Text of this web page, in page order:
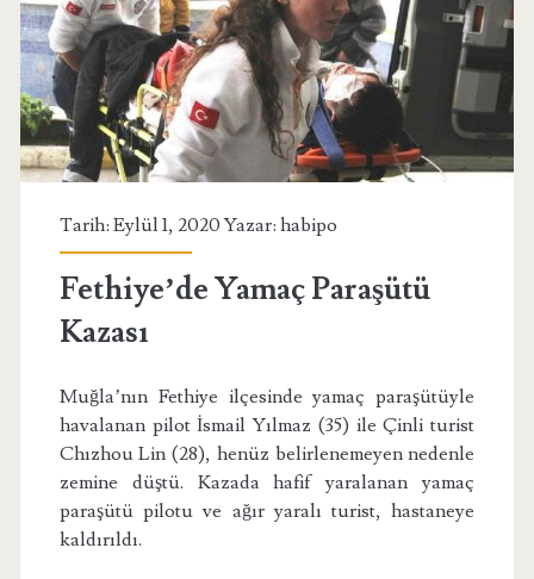
Tarih: Eylül 1, 2020 Yazar: habipo
Fethiye’de Yamaç Paraşütü
Kazası
Muğla’nın Fethiye ilçesinde yamaç paraşütüyle
havalanan pilot İsmail Yılmaz (35) ile Çinli turist
Chızhou Lin (28), henüz belirlenemeyen nedenle
zemine düştü. Kazada hafif yaralanan yamaç
paraşütü pilotu ve ağır yaralı turist, hastaneye
kaldırıldı.